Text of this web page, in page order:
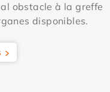
obstacle à la greffe
disponibles.